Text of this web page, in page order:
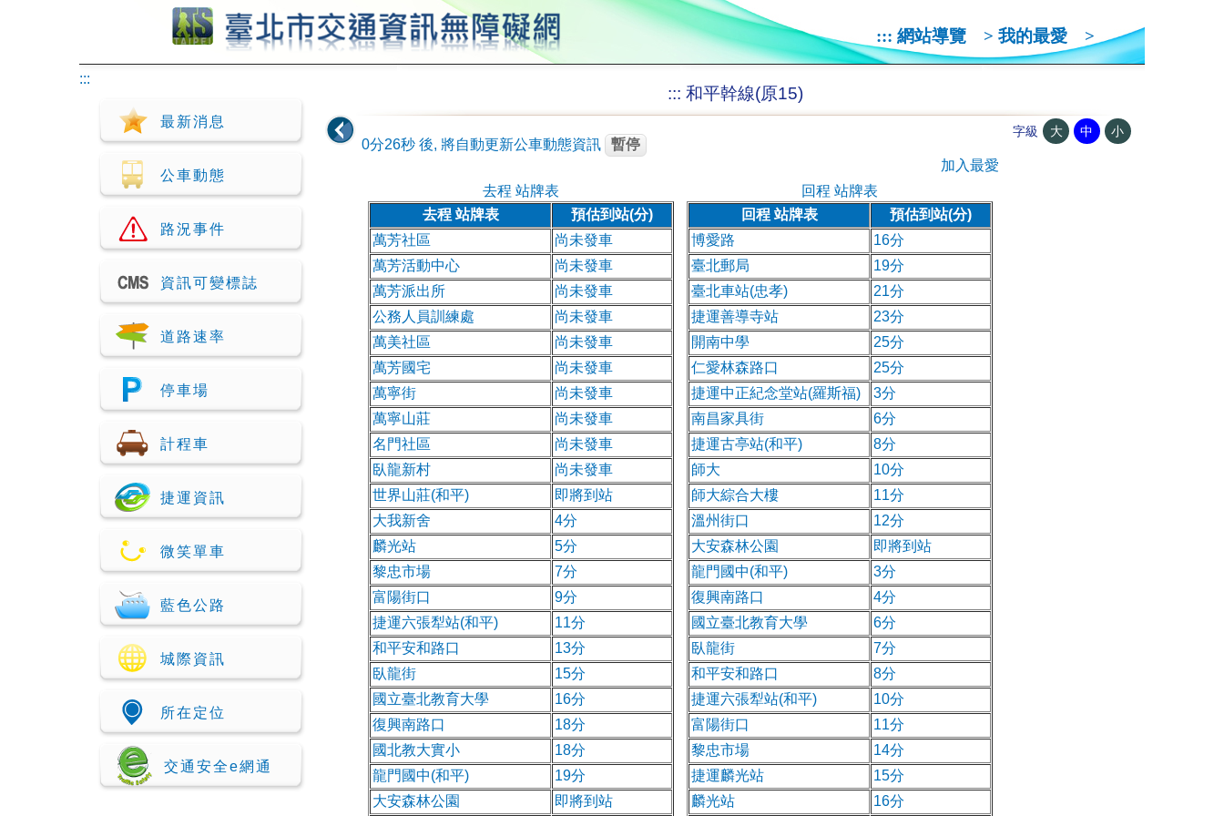
::: 網站導覽 > 我的最愛 >
:::
最新消息
公車動態
路況事件
資訊可變標誌
道路速率
停車場
計程車
捷運資訊
微笑單車
藍色公路
城際資訊
所在定位
交通安全e網通
::: 和平幹線(原15)
字級 大 中 小
0分25秒 後, 將自動更新公車動態資訊
暫停
加入最愛
去程 站牌表
去程 站牌表
預估到站(分)
萬芳社區
尚未發車
萬芳活動中心
尚未發車
萬芳派出所
尚未發車
公務人員訓練處
尚未發車
萬美社區
尚未發車
萬芳國宅
尚未發車
萬寧街
尚未發車
萬寧山莊
尚未發車
名門社區
尚未發車
臥龍新村
尚未發車
世界山莊(和平)
即將到站
大我新舍
4分
麟光站
5分
黎忠市場
7分
富陽街口
9分
捷運六張犁站(和平)
11分
和平安和路口
13分
臥龍街
15分
國立臺北教育大學
16分
復興南路口
18分
國北教大實小
18分
龍門國中(和平)
19分
大安森林公園
即將到站
回程 站牌表
回程 站牌表
預估到站(分)
博愛路
16分
臺北郵局
19分
臺北車站(忠孝)
21分
捷運善導寺站
23分
開南中學
25分
仁愛林森路口
25分
捷運中正紀念堂站(羅斯福)
3分
南昌家具街
6分
捷運古亭站(和平)
8分
師大
10分
師大綜合大樓
11分
溫州街口
12分
大安森林公園
即將到站
龍門國中(和平)
3分
復興南路口
4分
國立臺北教育大學
6分
臥龍街
7分
和平安和路口
8分
捷運六張犁站(和平)
10分
富陽街口
11分
黎忠市場
14分
捷運麟光站
15分
麟光站
16分